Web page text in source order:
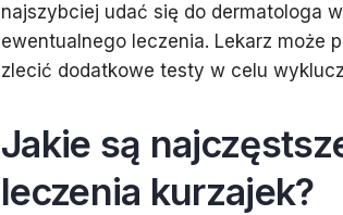
najszybciej udać się do dermatologa
ewentualnego leczenia. Lekarz może
zlecić dodatkowe testy w celu
Jakie są
leczenia kurzajek?